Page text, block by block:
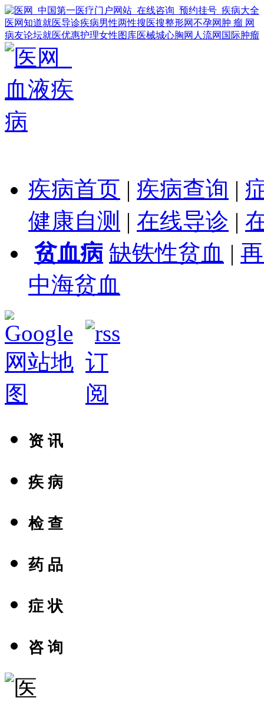
医网知道就医导诊疾病男性两性搜医搜整形网不孕网 肿 瘤 网
病友论坛就医优惠护理女性图库医械城心胸网 人流网 国际肿瘤
疾病首页 | 疾病查询 |
健康自测 | 在线导诊 |
贫血病 缺铁性贫血 |
中海贫血
资 讯
疾 病
检 查
药 品
症 状
咨 询